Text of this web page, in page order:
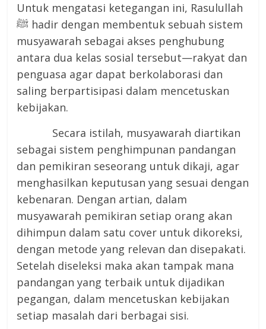
Untuk mengatasi ketegangan ini, Rasulullah
ﷺ hadir dengan membentuk sebuah sistem
musyawarah sebagai akses penghubung
antara dua kelas sosial tersebut—rakyat dan
penguasa agar dapat berkolaborasi dan
saling berpartisipasi dalam mencetuskan
kebijakan.
Secara istilah, musyawarah diartikan
sebagai sistem penghimpunan pandangan
dan pemikiran seseorang untuk dikaji, agar
menghasilkan keputusan yang sesuai dengan
kebenaran. Dengan artian, dalam
musyawarah pemikiran setiap orang akan
dihimpun dalam satu cover untuk dikoreksi,
dengan metode yang relevan dan disepakati.
Setelah diseleksi maka akan tampak mana
pandangan yang terbaik untuk dijadikan
pegangan, dalam mencetuskan kebijakan
setiap masalah dari berbagai sisi.